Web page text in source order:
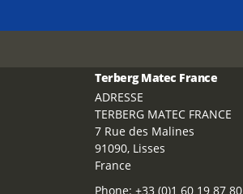
Terberg Matec France
ADRESSE
TERBERG MATEC FRANCE
7 Rue des Malines
91090, Lisses
France
Phone: +33 (0)1 60 19 87 80